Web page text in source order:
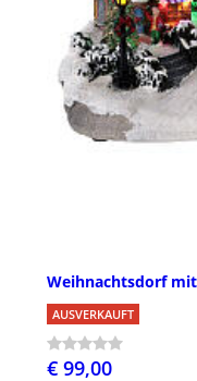
Weihnachtsdorf
AUSVERKAUFT
€ 99,00